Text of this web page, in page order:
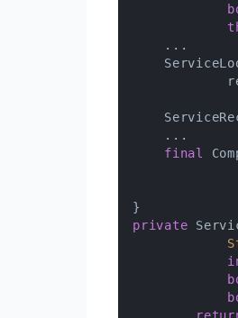
    ...
    ...
final
private